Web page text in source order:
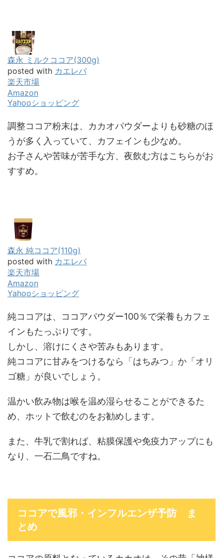
森永 ミルクココア(300g)
posted with カエレバ
楽天市場
Amazon
Yahooショッピング
調整ココア粉末は、カカオパウダーよりも砂糖のほ
うが多く入っていて、カフェインも少なめ。
お子さんや苦味が苦手な方、夜飲む方はこちらがお
すすめ。
森永 純ココア(110g)
posted with カエレバ
楽天市場
Amazon
Yahooショッピング
純ココアは、ココアパウダー100％で栄養もカフェ
インもたっぷりです。
しかし、溶けにくさや苦みもあります。
純ココアに甘みをつけるなら「はちみつ」か「オリ
ゴ糖」が良いでしょう。
温かい飲み物は喉を温め湿らせることができるた
め、ホットで飲むのをお勧めします。
また、牛乳で割れば、粘膜保護や免疫力アップにも
なり、一石二鳥ですね。
ココアで風邪・インフルエンザ予防 ま
とめ